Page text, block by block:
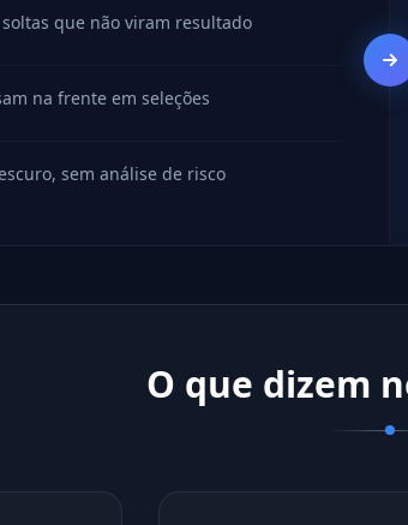
que não viram resultado
na frente em seleções
sem análise de risco
O que dizem